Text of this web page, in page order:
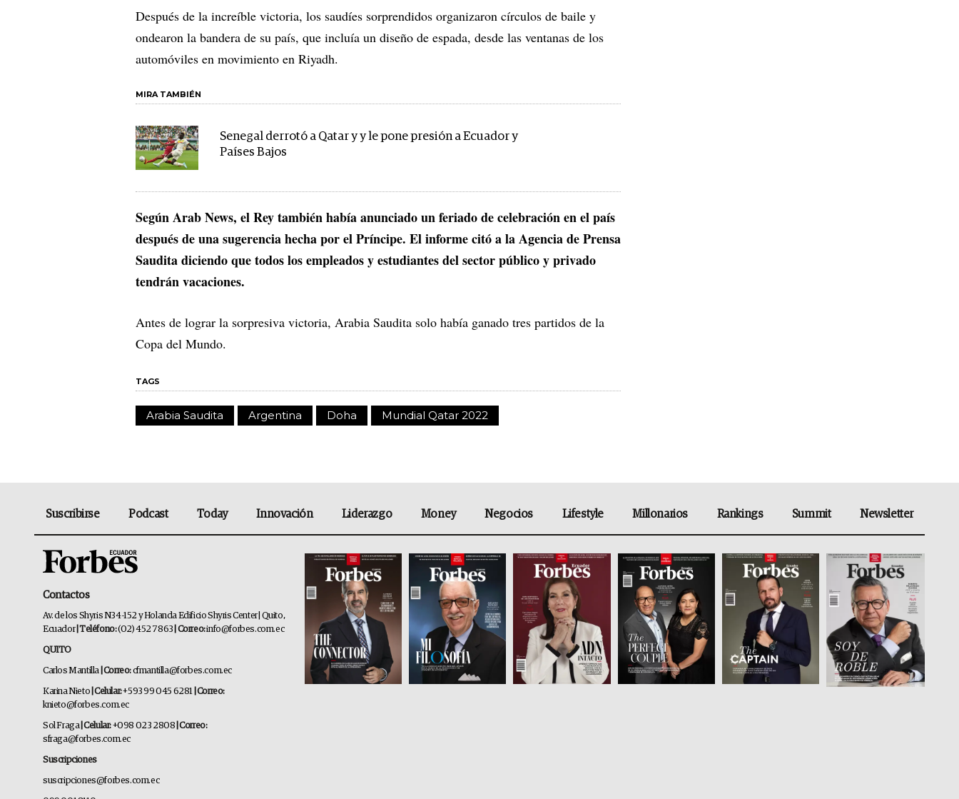
Después de la increíble victoria, los saudíes sorprendidos organizaron círculos de baile y
ondearon la bandera de su país, que incluía un diseño de espada, desde las ventanas de los
automóviles en movimiento en Riyadh.
MIRA TAMBIÉN
Senegal derrotó a Qatar y y le pone presión a Ecuador y
Países Bajos
Según Arab News, el Rey también había anunciado un feriado de celebración en el país
después de una sugerencia hecha por el Príncipe. El informe citó a la Agencia de Prensa
Saudita diciendo que todos los empleados y estudiantes del sector público y privado
tendrán vacaciones.
Antes de lograr la sorpresiva victoria, Arabia Saudita solo había ganado tres partidos de la
Copa del Mundo.
TAGS
Arabia Saudita Argentina Doha Mundial Qatar 2022
Suscribirse Podcast Today Innovación Liderazgo Money Negocios Lifestyle Millonarios Rankings Summit Newsletter
Contactos
Av. de los Shyris N34-152 y Holanda Edificio Shyris Center | Quito,
Ecuador | Teléfono:(02) 452 7863 | Correo:info@forbes.com.ec
QUITO
Carlos Mantilla | Correo:cfmantilla@forbes.com.ec
Karina Nieto | Celular:+593 99 045 6281 | Correo:
knieto@forbes.com.ec
Sol Fraga| Celular:+098 023 2808 | Correo:
sfraga@forbes.com.ec
Suscripciones
suscripciones@forbes.com.ec